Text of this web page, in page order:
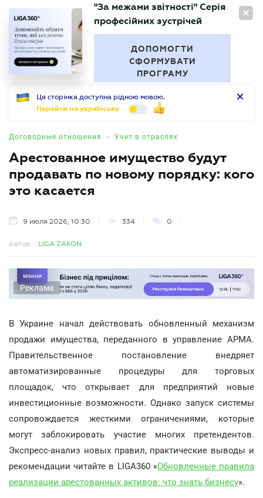
RU
БУХГАЛТЕР
"За межами звітності" Серія
професійних зустрічей
ДОПОМОГТИ
СФОРМУВАТИ
ПРОГРАМУ
Ця сторінка доступна рідною мовою.
Перейти на українську
Договорные отношения • Учет в отраслях
Арестованное имущество будут
продавать по новому порядку: кого
это касается
9 июля 2026, 10:30 334 0
Автор: LIGA ZAKON
Реклама
В Украине начал действовать обновленный механизм
продажи имущества, переданного в управление АРМА.
Правительственное постановление внедряет
автоматизированные процедуры для торговых
площадок, что открывает для предприятий новые
инвестиционные возможности. Однако запуск системы
сопровождается жесткими ограничениями, которые
могут заблокировать участие многих претендентов.
Экспресс-анализ новых правил, практические выводы и
рекомендации читайте в LIGA360 «Обновленные правила
реализации арестованных активов: что знать бизнесу».